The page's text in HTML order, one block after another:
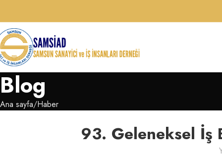
Blog
Ana sayfa Haber
93. Geleneksel İş